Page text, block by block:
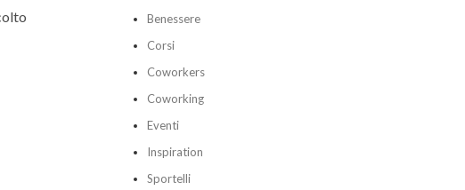
Benessere
Corsi
Coworkers
Coworking
Eventi
Inspiration
Sportelli